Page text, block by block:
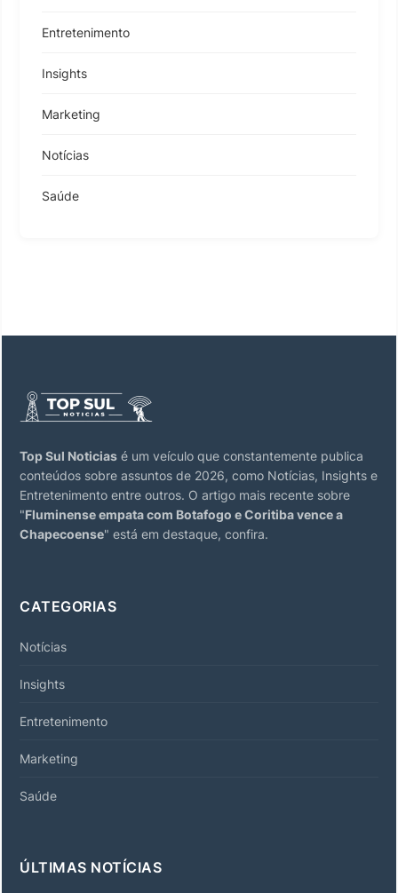
Entretenimento
Insights
Marketing
Notícias
Saúde
Top Sul Noticias é um veículo que constantemente publica
conteúdos sobre assuntos de 2026, como Notícias, Insights e
Entretenimento entre outros. O artigo mais recente sobre
"Fluminense empata com Botafogo e Coritiba vence a
Chapecoense" está em destaque, confira.
CATEGORIAS
Notícias
Insights
Entretenimento
Marketing
Saúde
ÚLTIMAS NOTÍCIAS